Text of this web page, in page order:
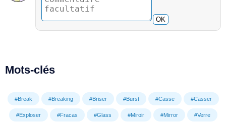
OK
Mots-clés
#Break #Breaking #Briser #Burst #Casse #Casser
#Exploser #Fracas #Glass #Miroir #Mirror #Verre